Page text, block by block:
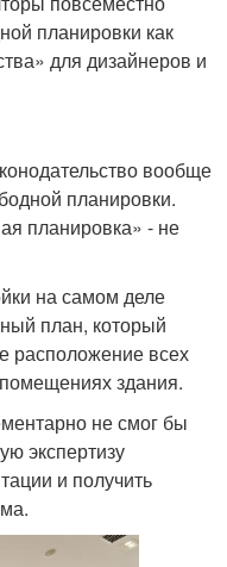
планировки как
для дизайнеров и
вообще
планировки.
планировка» - не
на самом деле
план, который
расположение всех
здания.
не смог бы
экспертизу
и получить